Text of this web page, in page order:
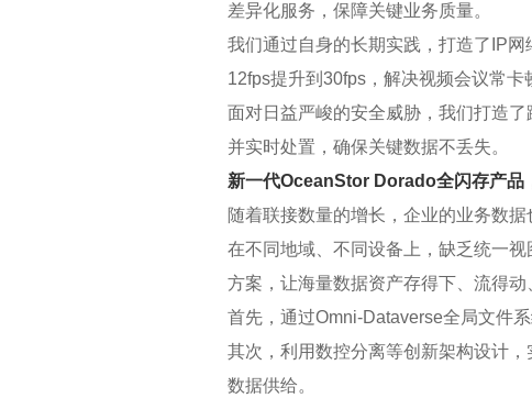
差异化服务，保障关键业务质量。
我们通过自身的长期实践，打造了IP
12fps提升到30fps，解决视频会议常卡
面对日益严峻的安全威胁，我们打造
并实时处置，确保关键数据不丢失。
新一代OceanStor Dorado全闪存产品
随着联接数量的增长，企业的业务数
在不同地域、不同设备上，缺乏统一
方案，让海量数据资产存得下、流得动
首先，通过Omni-Dataverse全局文件
其次，利用数控分离等创新架构设计
数据供给。